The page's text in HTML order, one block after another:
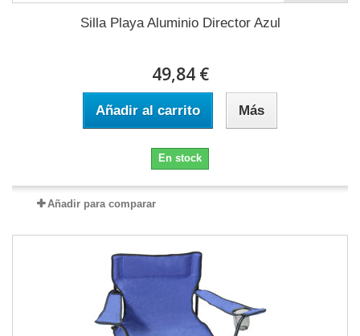
Silla Playa Aluminio Director Azul
49,84 €
Añadir al carrito Más
En stock
Añadir para comparar